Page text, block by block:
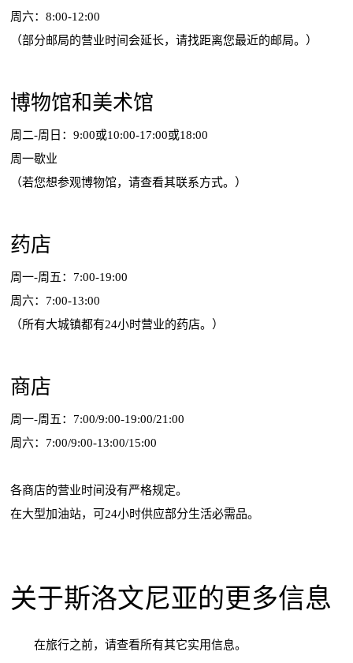
周六：8:00-12:00
（部分邮局的营业时间会延长，请找距离您最近的邮局。）
博物馆和美术馆
周二-周日：9:00或10:00-17:00或18:00
周一歇业
（若您想参观博物馆，请查看其联系方式。）
药店
周一-周五：7:00-19:00
周六：7:00-13:00
（所有大城镇都有24小时营业的药店。）
商店
周一-周五：7:00/9:00-19:00/21:00
周六：7:00/9:00-13:00/15:00
各商店的营业时间没有严格规定。
在大型加油站，可24小时供应部分生活必需品。
关于斯洛文尼亚的更多信息
在旅行之前，请查看所有其它实用信息。